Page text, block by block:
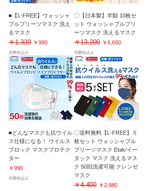
■【L-FREE】ウォッシャ
ブルプリーツマスク 洗え
るマスク
通常価格
￥1,320 セール価格
￥990
消費税込み
〇【日本製】半額 10枚セ
ット ウォッシャブルプリ
ーツマスク 洗えるマスク
通常価格
￥13,200 セール価格
￥6,600
消費税込み
■どんなマスクも抗ウイル
ス仕様になる！ ウイルス
ブロック マスクプロテク
ター
価格
￥990
消費税込み
〇送料無料【L-FREE】５
枚セット ウォッシャブル
プリーツマスク Etak/イー
タック マスク 洗えるマス
ク 50回洗濯可能 クレンゼ
マスク
通常価格
￥4,400 セール価格
￥2,980